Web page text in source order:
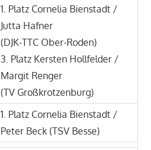
1. Platz Cornelia Bienstadt /
Jutta Hafner
(DJK-TTC Ober-Roden)
3. Platz Kersten Hollfelder /
Margit Renger
(TV Großkrotzenburg)
1. Platz Cornelia Bienstadt /
Peter Beck (TSV Besse)